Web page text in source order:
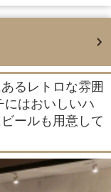
るレトロな雰囲
にはおいしいハ
ールも用意して